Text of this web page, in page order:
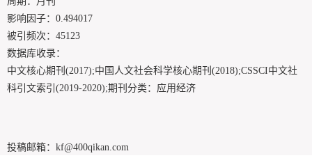
影响因子：0.494017
被引频次：45123
数据库收录：
中文核心期刊(2017);中国人文社会科学核心期刊(2018);CSSCI中文社
科引文索引(2019-2020);期刊分类：应用经济
投稿邮箱： kf@400qikan.com